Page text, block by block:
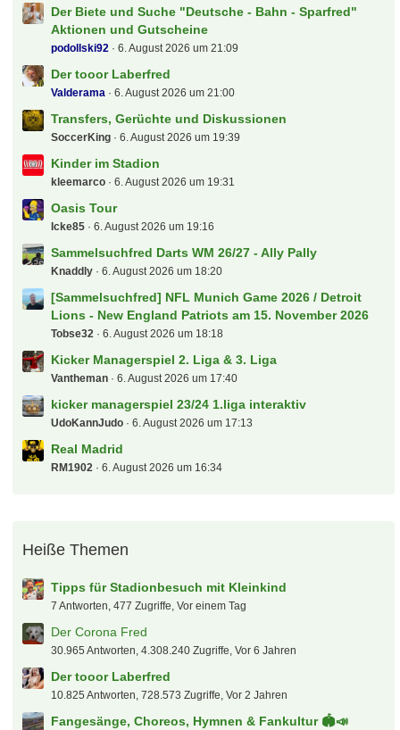
Der Biete und Suche "Deutsche - Bahn - Sparfred"
Aktionen und Gutscheine
podollski92 6. August 2026 um 21:09
Der tooor Laberfred
Valderama 6. August 2026 um 21:00
Transfers, Gerüchte und Diskussionen
SoccerKing 6. August 2026 um 19:39
Kinder im Stadion
kleemarco 6. August 2026 um 19:31
Oasis Tour
Icke85 6. August 2026 um 19:16
Sammelsuchfred Darts WM 26/27 - Ally Pally
Knaddly 6. August 2026 um 18:20
[Sammelsuchfred] NFL Munich Game 2026 / Detroit
Lions - New England Patriots am 15. November 2026
Tobse32 6. August 2026 um 18:18
Kicker Managerspiel 2. Liga & 3. Liga
Vantheman 6. August 2026 um 17:40
kicker managerspiel 23/24 1.liga interaktiv
UdoKannJudo 6. August 2026 um 17:13
Real Madrid
RM1902 6. August 2026 um 16:34
Heiße Themen
Tipps für Stadionbesuch mit Kleinkind
7 Antworten, 477 Zugriffe, Vor einem Tag
Der Corona Fred
30.965 Antworten, 4.308.240 Zugriffe, Vor 6 Jahren
Der tooor Laberfred
10.825 Antworten, 728.573 Zugriffe, Vor 2 Jahren
Fangesänge, Choreos, Hymnen & Fankultur 🏟️📣